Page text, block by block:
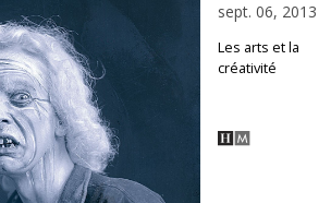
sept. 06, 2013
Les arts et la
créativité